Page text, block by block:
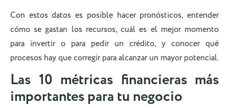
Con estos datos es posible hacer pronósticos, entender
cómo se gastan los recursos, cuál es el mejor momento
para invertir o para pedir un crédito, y conocer qué
procesos hay que corregir para alcanzar un mayor potencial.
Las 10 métricas financieras más
importantes para tu negocio